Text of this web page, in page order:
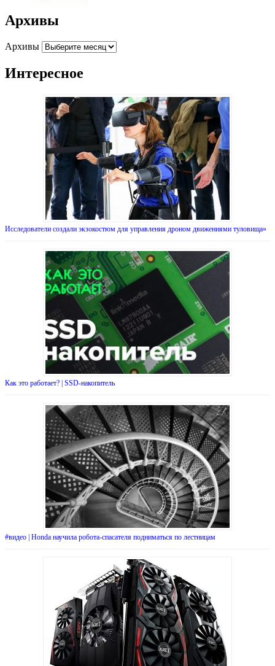
Архивы
Архивы
Интересное
Исследователи создали экзокостюм для управления дроном движениями туловища»
Как это работает? | SSD-накопитель
#видео | Honda научила робота-спасателя подниматься по лестницам